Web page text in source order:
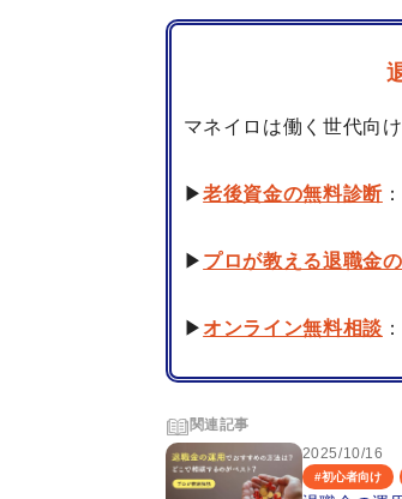
マネイロは働く世代向
▶老後資金の無料診断
▶ プロが教える退職金
▶ オンライン無料相談
関連記事
2025/10/16
#初心者向け